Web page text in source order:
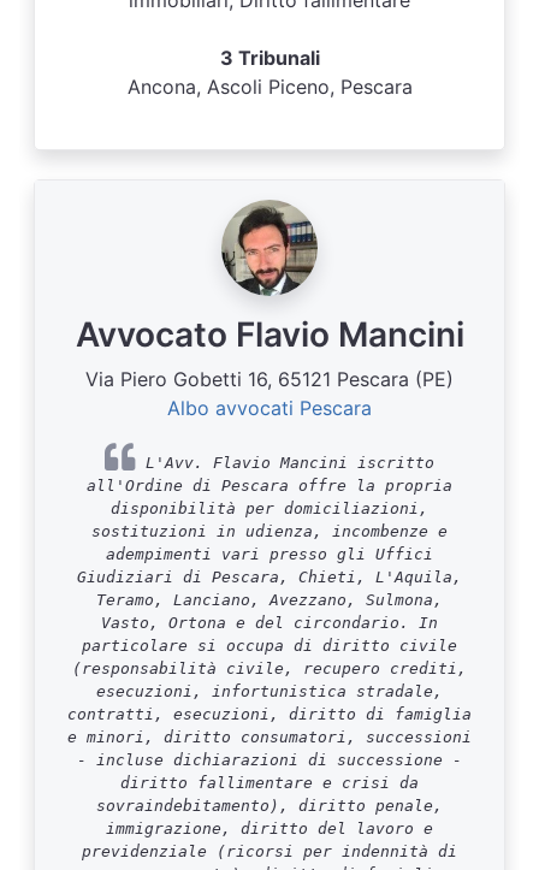
3 Tribunali
Ancona, Ascoli Piceno, Pescara
Avvocato Flavio Mancini
Via Piero Gobetti 16, 65121 Pescara (PE)
Albo avvocati Pescara
L'Avv. Flavio Mancini iscritto
all'Ordine di Pescara offre la propria
disponibilità per domiciliazioni,
sostituzioni in udienza, incombenze e
adempimenti vari presso gli Uffici
Giudiziari di Pescara, Chieti, L'Aquila,
Teramo, Lanciano, Avezzano, Sulmona,
Vasto, Ortona e del circondario. In
particolare si occupa di diritto civile
(responsabilità civile, recupero crediti,
esecuzioni, infortunistica stradale,
contratti, esecuzioni, diritto di famiglia
e minori, diritto consumatori, successioni
- incluse dichiarazioni di successione -
diritto fallimentare e crisi da
sovraindebitamento), diritto penale,
immigrazione, diritto del lavoro e
previdenziale (ricorsi per indennità di